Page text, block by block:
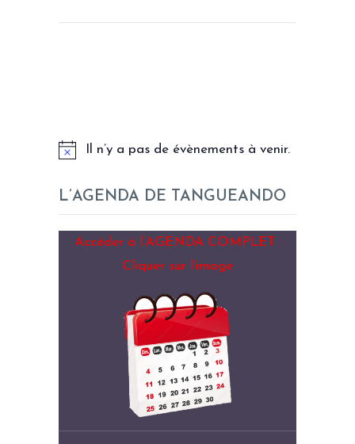
Il n’y a pas de évènements à venir.
L’AGENDA DE TANGUEANDO
Accéder à l’AGENDA COMPLET :
Cliquer sur l’image